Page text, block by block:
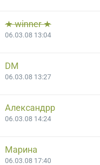
★ winner ★
06.03.08 13:04
DM
06.03.08 13:27
Александрр
06.03.08 14:24
Марина
06.03.08 17:40